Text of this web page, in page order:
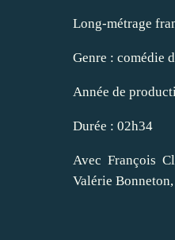
Long-métrage
Genre : comédie
Année de
Durée : 02h34
Avec François
Valérie